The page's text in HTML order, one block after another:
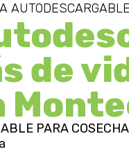
de
PARA